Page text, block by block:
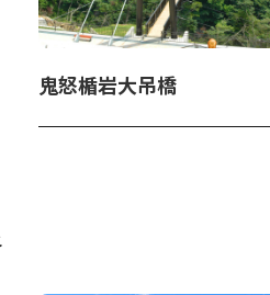
鬼怒楯岩大吊橋